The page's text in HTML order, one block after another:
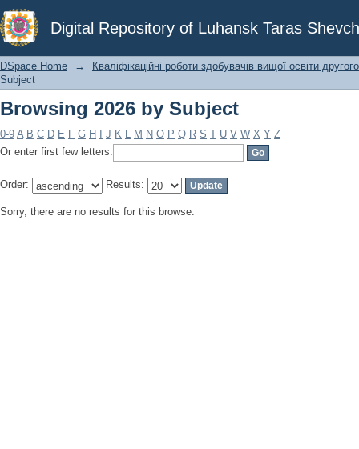
Digital Repository of Luhansk Taras
Browsing 2026 by Subject
DSpace Home →
Кваліфікаційні роботи здобувачів вищої освіти
Subject
Browsing 2026 by Subject
0-9 A B C D E F G H J K L M N O P Q R S T U V W X Y Z
Or enter first few letters:
Order: Results:
Sorry, there are no results for this browse.